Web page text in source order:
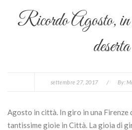
Ricordo Agosto,
deserta
settembre 27, 2017 / By:
Agosto in città. In giro in una Firenze
tantissime gioie in Città. La gioia di